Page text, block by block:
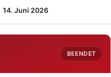
14. Juni 2026
BEENDET